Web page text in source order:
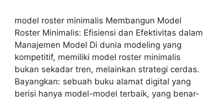
model roster minimalis Membangun Model
Roster Minimalis: Efisiensi dan Efektivitas dalam
Manajemen Model Di dunia modeling yang
kompetitif, memiliki model roster minimalis
bukan sekadar tren, melainkan strategi cerdas.
Bayangkan: sebuah buku alamat digital yang
berisi hanya model-model terbaik, yang benar-